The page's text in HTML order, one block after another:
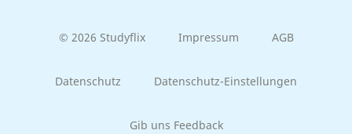
© 2026 Studyflix Impressum AGB
Datenschutz Datenschutz-Einstellungen
Gib uns Feedback